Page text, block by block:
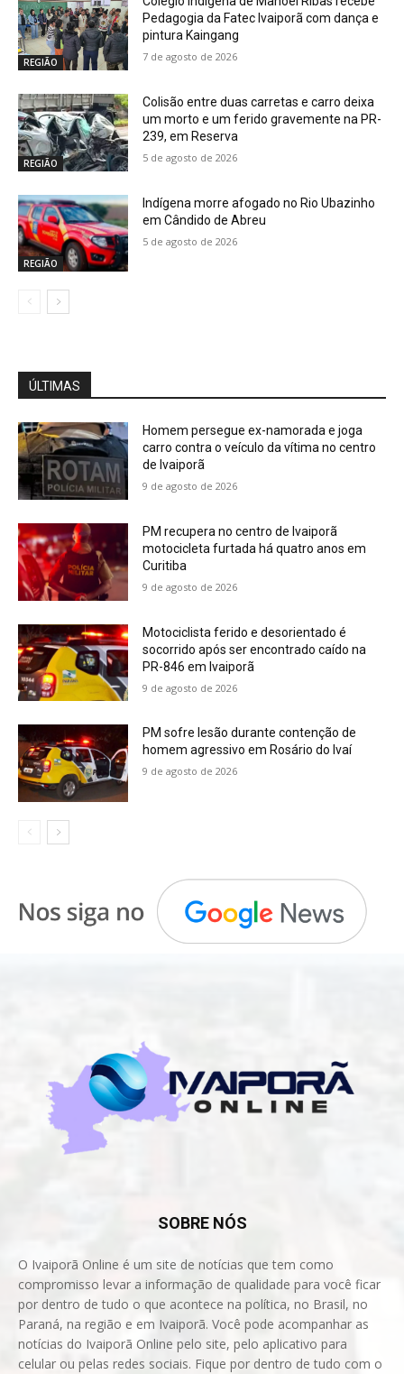
REGIÃO
Pedagogia da Fatec Ivaiporã com dança e
pintura Kaingang
7 de agosto de 2026
REGIÃO
Colisão entre duas carretas e carro deixa
um morto e um ferido gravemente na PR-
239, em Reserva
5 de agosto de 2026
REGIÃO
Indígena morre afogado no Rio Ubazinho
em Cândido de Abreu
5 de agosto de 2026
ÚLTIMAS
Homem persegue ex-namorada e joga
carro contra o veículo da vítima no centro
de Ivaiporã
9 de agosto de 2026
PM recupera no centro de Ivaiporã
motocicleta furtada há quatro anos em
Curitiba
9 de agosto de 2026
Motociclista ferido e desorientado é
socorrido após ser encontrado caído na
PR-846 em Ivaiporã
9 de agosto de 2026
PM sofre lesão durante contenção de
homem agressivo em Rosário do Ivaí
9 de agosto de 2026
SOBRE NÓS
O Ivaiporã Online é um site de notícias que tem como
compromisso levar a informação de qualidade para você ficar
por dentro de tudo o que acontece na política, no Brasil, no
Paraná, na região e em Ivaiporã. Você pode acompanhar as
notícias do Ivaiporã Online pelo site, pelo aplicativo para
celular ou pelas redes sociais. Fique por dentro de tudo com o